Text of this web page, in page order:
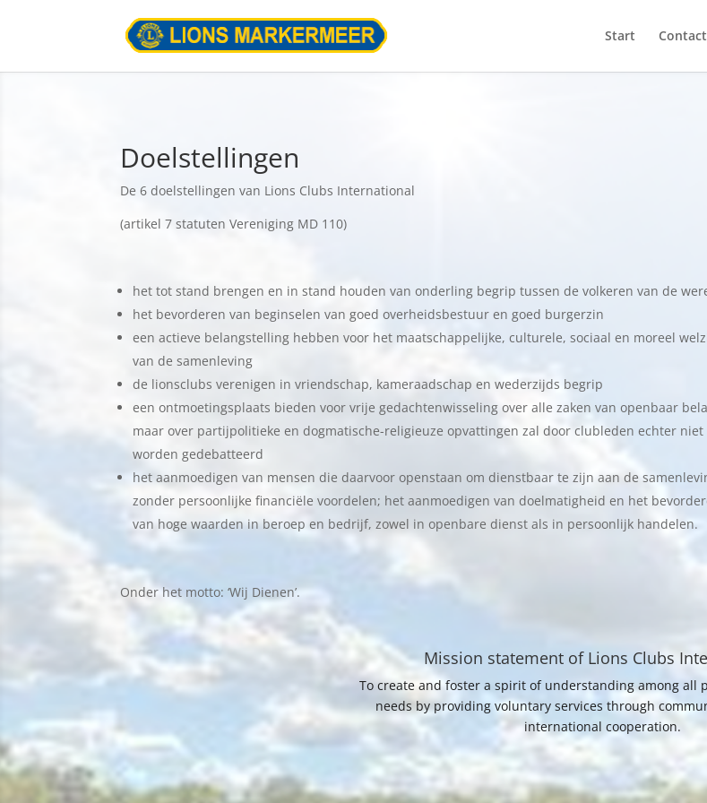
Start Contact
Doelstellingen
De 6 doelstellingen van Lions Clubs International
(artikel 7 statuten Vereniging MD 110)
het tot stand brengen en in stand houden van onderling begrip tussen de volkeren van de
het bevorderen van beginselen van goed overheidsbestuur en goed burgerzin
een actieve belangstelling hebben voor het maatschappelijke, culturele, sociaal en moreel
van de samenleving
de lionsclubs verenigen in vriendschap, kameraadschap en wederzijds begrip
een ontmoetingsplaats bieden voor vrije gedachtenwisseling over alle zaken van openbaar
maar over partijpolitieke en dogmatische-religieuze opvattingen zal door clubleden echter niet
worden gedebatteerd
het aanmoedigen van mensen die daarvoor openstaan om dienstbaar te zijn aan de
zonder persoonlijke financiële voordelen; het aanmoedigen van doelmatigheid en het
van hoge waarden in beroep en bedrijf, zowel in openbare dienst als in persoonlijk handelen.
Onder het motto: ‘Wij Dienen’.
Mission statement of Lions Clubs
To create and foster a spirit of understanding among all
needs by providing voluntary services through
international cooperation.